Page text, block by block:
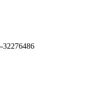
32276486